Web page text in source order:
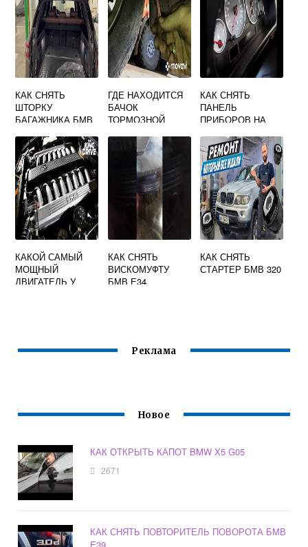
КАК СНЯТЬ
ШТОРКУ
БАГАЖНИКА БМВ
ГДЕ НАХОДИТСЯ
БАЧОК
ТОРМОЗНОЙ
БМВ Е60
КАК СНЯТЬ
ПАНЕЛЬ
ПРИБОРОВ НА
КАКОЙ САМЫЙ
МОЩНЫЙ
ДВИГАТЕЛЬ У
КАК СНЯТЬ
ВИСКОМУФТУ
БМВ Е34
КАК СНЯТЬ
СТАРТЕР БМВ 320
Реклама
Новое
КАК ОТКРЫТЬ КАПОТ BMW X5 G05
2671
КАК СНЯТЬ ПОВТОРИТЕЛЬ ПОВОРОТА БМВ